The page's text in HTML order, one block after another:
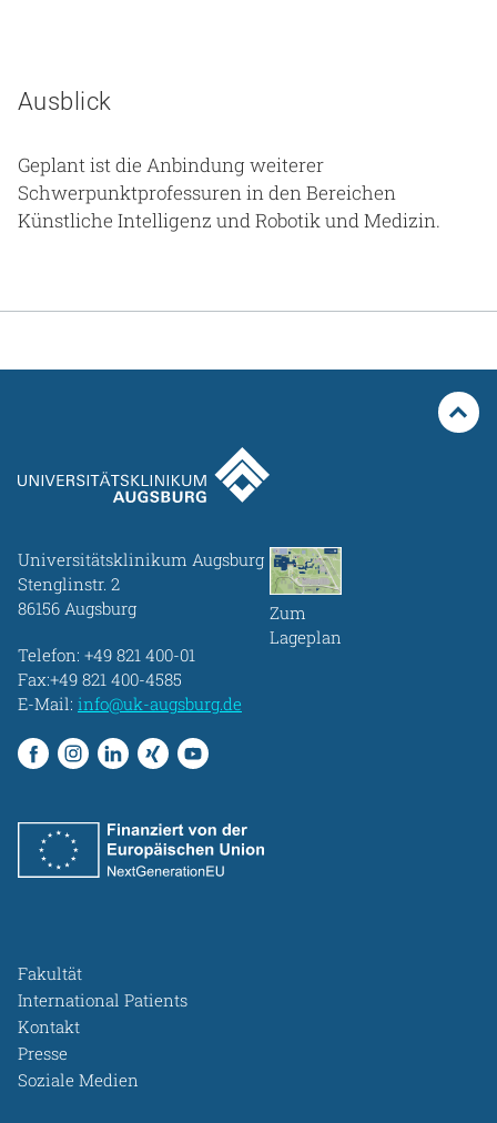
Ausblick
Geplant ist die Anbindung weiterer
Schwerpunktprofessuren in den Bereichen
Künstliche Intelligenz und Robotik und Medizin.
Universitätsklinikum Augsburg
Stenglinstr. 2
86156 Augsburg
Telefon: +49 821 400-01
Fax:+49 821 400-4585
E-Mail: info@uk-augsburg.de
Zum
Lageplan
Fakultät
International Patients
Kontakt
Presse
Soziale Medien